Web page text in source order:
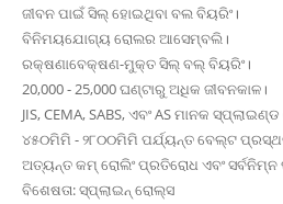
ଜୀବନ ପାଇଁ ସିଲ୍ ହୋଇଥିବା ବଲ ବିୟରିଂ।
ବିନିମୟଯୋଗ୍ୟ ରୋଲର ଆସେମ୍ବଲି।
ରକ୍ଷଣାବେକ୍ଷଣ-ମୁକ୍ତ ସିଲ୍ ବଲ୍ ବିୟରିଂ।
20,000 - 25,000 ଘଣ୍ଟାରୁ ଅଧିକ ଜୀବନକାଳ।
JIS, CEMA, SABS, ଏବଂ AS ମାନକ
୪୫୦ମିମି - ୨୮୦୦ମିମି ପର୍ଯ୍ୟନ୍ତ ବେଲ୍ଟ
ଅତ୍ୟନ୍ତ କମ୍ ରୋଲିଂ ପ୍ରତିରୋଧ ଏବଂ ସର୍ବନିମ୍ନ
ବିଶେଷତା: ସ୍ପ୍ଲାଇନ୍ ରୋଲ୍ସ